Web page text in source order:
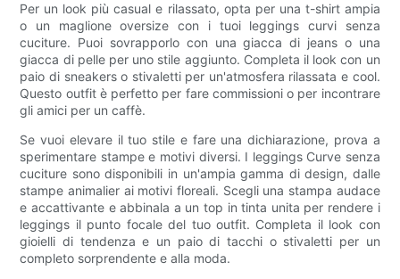
Per un look più casual e rilassato, opta per una t-shirt ampia
o un maglione oversize con i tuoi leggings curvi senza
cuciture. Puoi sovrapporlo con una giacca di jeans o una
giacca di pelle per uno stile aggiunto. Completa il look con un
paio di sneakers o stivaletti per un'atmosfera rilassata e cool.
Questo outfit è perfetto per fare commissioni o per incontrare
gli amici per un caffè.
Se vuoi elevare il tuo stile e fare una dichiarazione, prova a
sperimentare stampe e motivi diversi. I leggings Curve senza
cuciture sono disponibili in un'ampia gamma di design, dalle
stampe animalier ai motivi floreali. Scegli una stampa audace
e accattivante e abbinala a un top in tinta unita per rendere i
leggings il punto focale del tuo outfit. Completa il look con
gioielli di tendenza e un paio di tacchi o stivaletti per un
completo sorprendente e alla moda.